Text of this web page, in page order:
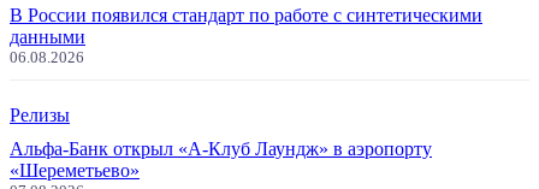
В России появился стандарт по работе с синтетическими
данными
06.08.2026
Релизы
Альфа-Банк открыл «А-Клуб Лаундж» в аэропорту
«Шереметьево»